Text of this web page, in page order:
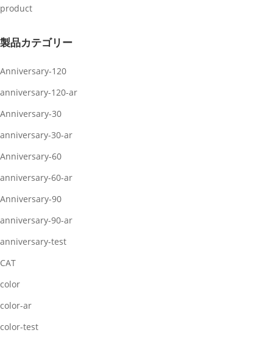
product
製品カテゴリー
Anniversary-120
anniversary-120-ar
Anniversary-30
anniversary-30-ar
Anniversary-60
anniversary-60-ar
Anniversary-90
anniversary-90-ar
anniversary-test
CAT
color
color-ar
color-test